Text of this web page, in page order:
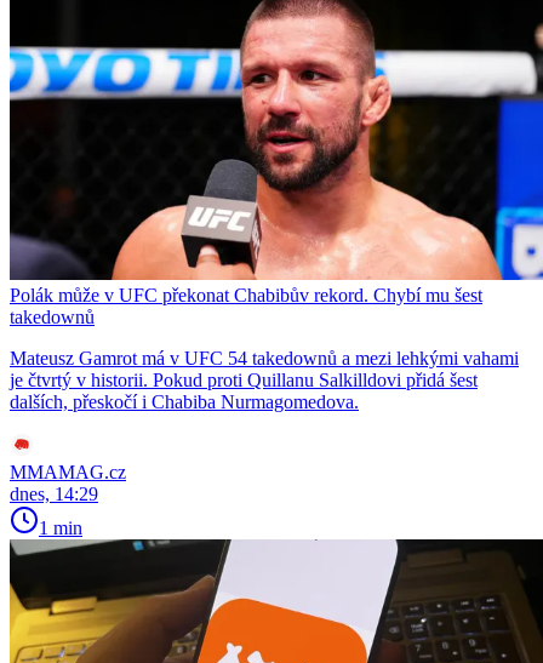
Polák může v UFC překonat Chabibův rekord. Chybí mu šest
takedownů
Mateusz Gamrot má v UFC 54 takedownů a mezi lehkými vahami
je čtvrtý v historii. Pokud proti Quillanu Salkilldovi přidá šest
dalších, přeskočí i Chabiba Nurmagomedova.
MMAMAG.cz
dnes, 14:29
1 min